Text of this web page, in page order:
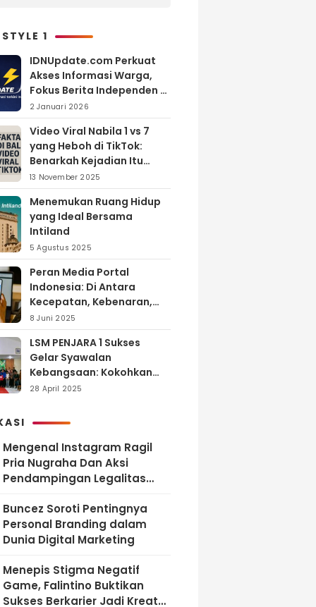
1
IDNUpdate.com Perkuat
Akses Informasi Warga,
Fokus Berita Independen di
Kabupaten Banyuasin
2 Januari 2026
Video Viral Nabila 1 vs 7
yang Heboh di TikTok:
Benarkah Kejadian Itu
Nyata?
13 November 2025
Menemukan Ruang Hidup
yang Ideal Bersama
Intiland
5 Agustus 2025
Peran Media Portal
Indonesia: Di Antara
Kecepatan, Kebenaran,
dan Tanggung Jawab
8 Juni 2025
LSM PENJARA 1 Sukses
Gelar Syawalan
Kebangsaan: Kokohkan
Tekad Melawan Korupsi
28 April 2025
Mengenal Instagram Ragil
Pria Nugraha Dan Aksi
Pendampingan Legalitas
‎Buncez Soroti Pentingnya
Personal Branding dalam
Dunia Digital Marketing
Menepis Stigma Negatif
Game, Falintino Buktikan
Sukses Berkarier Jadi Kreator